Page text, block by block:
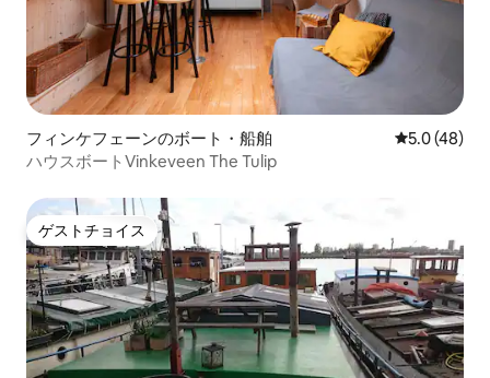
フィンケフェーンのボート・船舶 レビュー48
5.0 (48)
ハウスボートVinkeveen The Tulip
ゲストチョイス
ゲストチョイス